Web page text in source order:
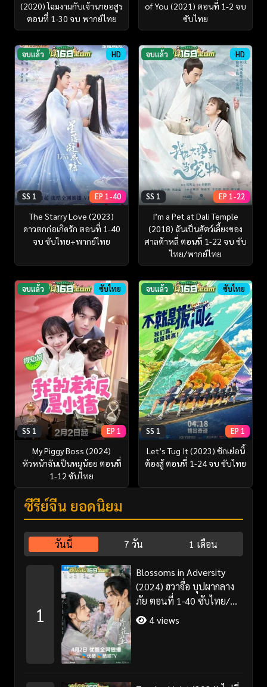
(2020) โฉมงามกับเจ้านายอสูร
ตอนที่ 1-30 จบ พากย์ไทย
of You (2021) ตอนที่ 1-2 จบ
ซับไทย
จบแล้ว HD
SS 1 EP 1-40
The Starry Love (2023)
ดาวตกก่อเกิดรัก ตอนที่ 1-40
จบ ซับไทย+พากย์ไทย
จบแล้ว HD
SS 1 EP 1-22
I’m a Pet at Dali Temple
(2018) ฉันเป็นสัตว์เลี้ยงของ
ศาลต้าหลี่ ตอนที่ 1-22 จบ ซับ
ไทย/พากย์ไทย
จบแล้ว ซับไทย
SS 1 EP 1
My Piggy Boss (2024)
หัวหน้าฉันเป็นหมูน้อย ตอนที่
1-12 ซับไทย
จบแล้ว ซับไทย
SS 1 EP 1
Let’s Tug It (2023) ชักเย่อนี้
ต้องสู้ ตอนที่ 1-24 จบ ซับไทย
ซีรี่ย์จีน ยอดนิยม
วันนี้ 7 วัน 1 เดือน
1
Blossoms in Adversity
(2024) ฮวาจื่อ บุปผากลาง
ภัย ตอนที่ 1-40 ซับไทย/
พากย์ไทย
4 views